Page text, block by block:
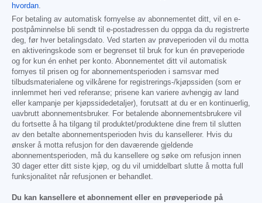
hvordan
For betaling av automatisk fornyelse av abonnementet ditt, vil en e-
postpåminnelse bli sendt til e-postadressen du oppga da du registrerte
deg, før hver betalingsdato. Ved starten av prøveperioden vil du motta
en aktiveringskode som er begrenset til bruk for kun én prøveperiode
og for kun én enhet per konto. Abonnementet ditt vil automatisk
fornyes til prisen og for abonnementsperioden i samsvar med
tilbudsmaterialene og vilkårene for registrerings-/kjøpssiden (som er
innlemmet heri ved referanse; prisene kan variere avhengig av land
eller kampanje per kjøpssidedetaljer), forutsatt at du er en kontinuerlig,
uavbrutt abonnementsbruker. For betalende abonnementsbrukere vil
du fortsette å ha tilgang til produktet/produktene dine frem til slutten
av den betalte abonnementsperioden hvis du kansellerer. Hvis du
ønsker å motta refusjon for den daværende gjeldende
abonnementsperioden, må du kansellere og søke om refusjon innen
30 dager etter ditt siste kjøp, og du vil umiddelbart slutte å motta full
funksjonalitet når refusjonen er behandlet.
Du kan kansellere et abonnement eller en prøveperiode på